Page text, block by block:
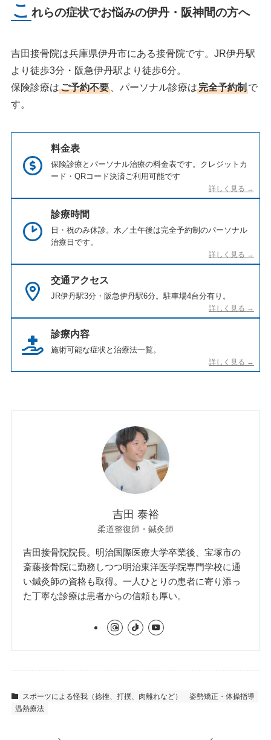
こ れらの症状でお悩みの伊丹・阪神間の方へ
吉田接骨院は兵庫県伊丹市にある接骨院です。JR伊丹駅
より徒歩3分・阪急伊丹駅より徒歩6分。
保険診療はご予約不要、パーソナル診療は完全予約制で
す。
保険診療とパーソナル治療の料金表です。クレジットカ
ード・QRコード決済ご利用可能です
料金表
日・祝のみ休診。水／土午後は完全予約制のパーソナル
治療日です。
診療時間
JR伊丹駅3分・阪急伊丹駅6分。駐車場4台分有り。
交通アクセス
施術可能な症状と治療法一覧。
診療内容
吉田 泰裕
柔道整復師・鍼灸師
吉田接骨院院長。明治国際医療大学卒業後、宝塚市の
斎藤接骨院に勤務しつつ明治東洋医学院専門学校に通
い鍼灸師の資格も取得。一人ひとりの患者に寄り添っ
た丁寧な診療は患者からの信頼も厚い。
スポーツによる怪我（捻挫、打撲、肉離れなど）
姿勢矯正・体操指導
温熱療法